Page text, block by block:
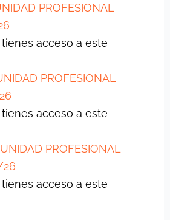
PROFESIONAL
acceso a este
PROFESIONAL
acceso a este
PROFESIONAL
26
acceso a este